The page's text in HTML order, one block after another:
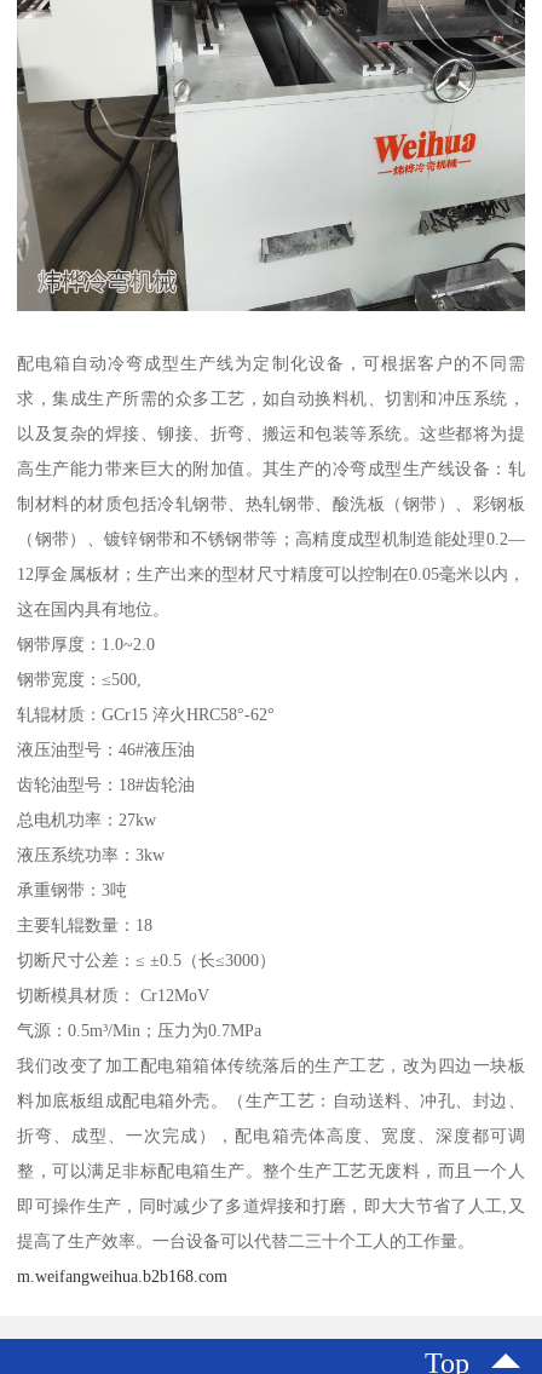
配电箱自动冷弯成型生产线为定制化设备，可根据客户的不同需
求，集成生产所需的众多工艺，如自动换料机、切割和冲压系统，
以及复杂的焊接、铆接、折弯、搬运和包装等系统。这些都将为提
高生产能力带来巨大的附加值。其生产的冷弯成型生产线设备：轧
制材料的材质包括冷轧钢带、热轧钢带、酸洗板（钢带）、彩钢板
（钢带）、镀锌钢带和不锈钢带等；高精度成型机制造能处理0.2—
12厚金属板材；生产出来的型材尺寸精度可以控制在0.05毫米以内，
这在国内具有地位。
钢带厚度：1.0~2.0
钢带宽度：≤500,
轧辊材质：GCr15 淬火HRC58°-62°
液压油型号：46#液压油
齿轮油型号：18#齿轮油
总电机功率：27kw
液压系统功率：3kw
承重钢带：3吨
主要轧辊数量：18
切断尺寸公差：≤ ±0.5（长≤3000）
切断模具材质： Cr12MoV
气源：0.5m³/Min；压力为0.7MPa
我们改变了加工配电箱箱体传统落后的生产工艺，改为四边一块板
料加底板组成配电箱外壳。（生产工艺：自动送料、冲孔、封边、
折弯、成型、一次完成），配电箱壳体高度、宽度、深度都可调
整，可以满足非标配电箱生产。整个生产工艺无废料，而且一个人
即可操作生产，同时减少了多道焊接和打磨，即大大节省了人工,又
提高了生产效率。一台设备可以代替二三十个工人的工作量。
m.weifangweihua.b2b168.com
Top